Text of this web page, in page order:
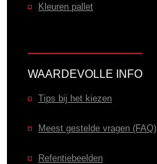
Kleuren pallet
WAARDEVOLLE INFO
Tips bij het kiezen
Meest gestelde vragen (FAQ)
Refentiebeelden